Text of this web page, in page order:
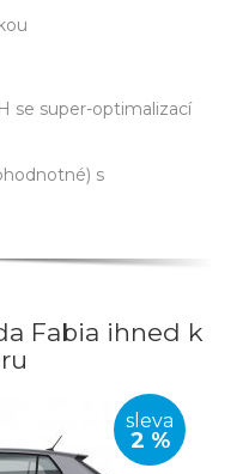
se super-optimalizací
s
Fabia ihned k
sleva
2 %